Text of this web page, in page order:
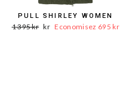
PULL SHIRLEY WOMEN
Mot.
1 395 kr Prix
kr Economisez 695 kr